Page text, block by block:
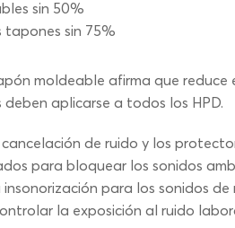
sin 50%
tapones sin 75%
moldeable afirma que
deben aplicarse a todos los HPD.
cancelación de ruido y los
para bloquear los sonidos
para los sonidos
la exposición al ruido